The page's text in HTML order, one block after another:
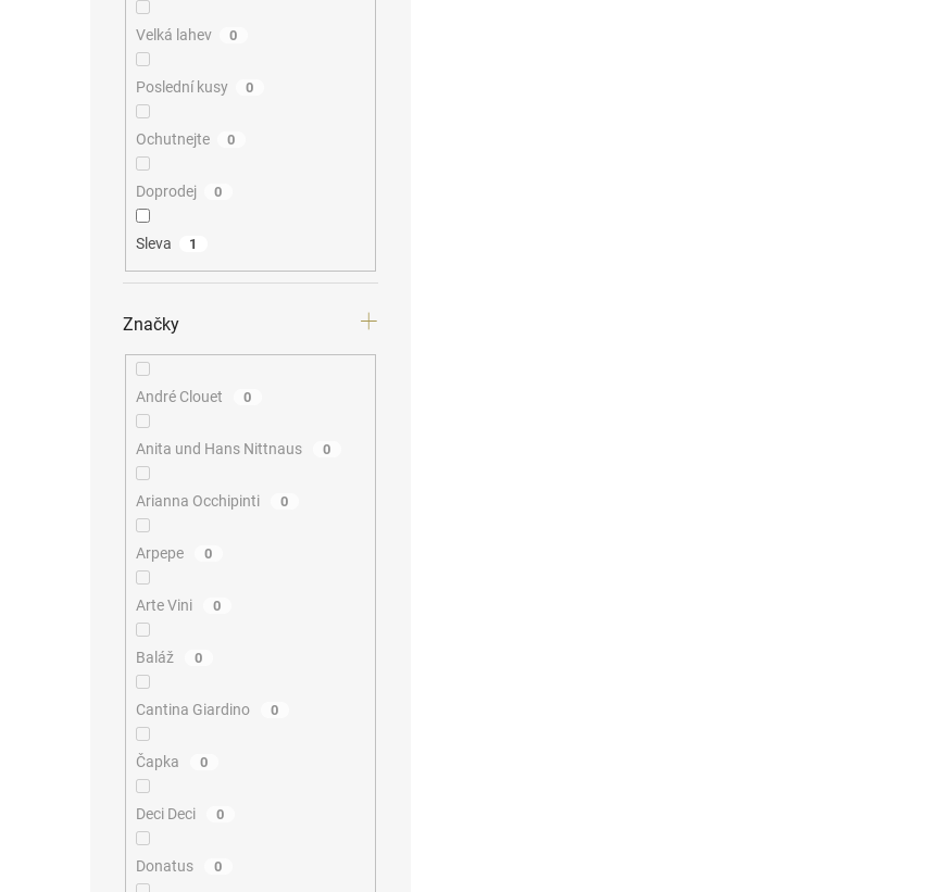
Velká lahev 0
Poslední kusy 0
Ochutnejte 0
Doprodej 0
Sleva 1
Značky
André Clouet 0
Anita und Hans Nittnaus 0
Arianna Occhipinti 0
Arpepe 0
Arte Vini 0
Baláž 0
Cantina Giardino 0
Čapka 0
Deci Deci 0
Donatus 0